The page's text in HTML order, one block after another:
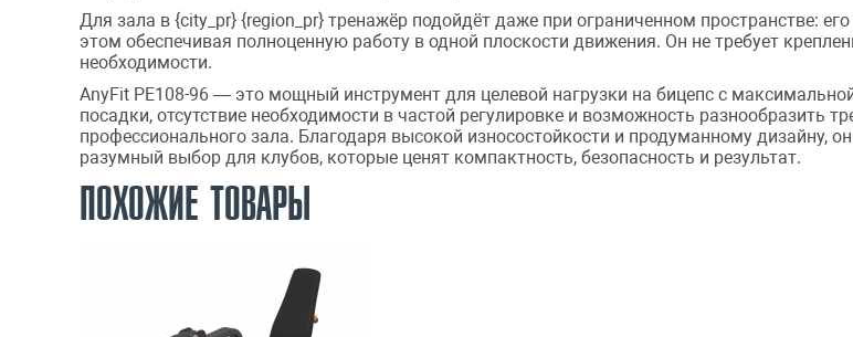
Для зала в {city_pr} {region_pr} тренажёр подойдёт даже при ограниченном пространстве:
этом обеспечивая полноценную работу в одной плоскости движения. Он не требует
необходимости.
AnyFit PE108-96 — это мощный инструмент для целевой нагрузки на бицепс с
посадки, отсутствие необходимости в частой регулировке и возможность
профессионального зала. Благодаря высокой износостойкости и продуманному дизайну,
разумный выбор для клубов, которые ценят компактность, безопасность и результат.
ПОХОЖИЕ ТОВАРЫ